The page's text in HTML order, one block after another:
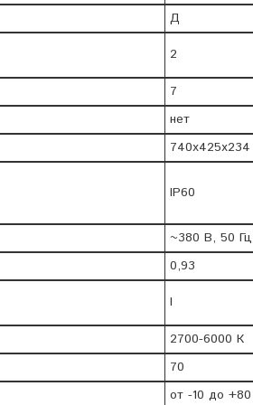
Д
2
7
нет
740х425х234
IP60
~380 В, 50 Гц
0,93
I
2700-6000 К
70
от -10 до +80